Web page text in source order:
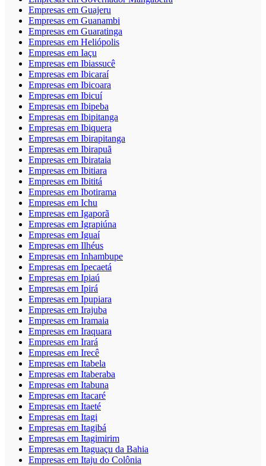
Empresas em Guajeru
Empresas em Guanambi
Empresas em Guaratinga
Empresas em Heliópolis
Empresas em Iaçu
Empresas em Ibiassucê
Empresas em Ibicaraí
Empresas em Ibicoara
Empresas em Ibicuí
Empresas em Ibipeba
Empresas em Ibipitanga
Empresas em Ibiquera
Empresas em Ibirapitanga
Empresas em Ibirapuã
Empresas em Ibirataia
Empresas em Ibitiara
Empresas em Ibititá
Empresas em Ibotirama
Empresas em Ichu
Empresas em Igaporã
Empresas em Igrapiúna
Empresas em Iguaí
Empresas em Ilhéus
Empresas em Inhambupe
Empresas em Ipecaetá
Empresas em Ipiaú
Empresas em Ipirá
Empresas em Ipupiara
Empresas em Irajuba
Empresas em Iramaia
Empresas em Iraquara
Empresas em Irará
Empresas em Irecê
Empresas em Itabela
Empresas em Itaberaba
Empresas em Itabuna
Empresas em Itacaré
Empresas em Itaeté
Empresas em Itagi
Empresas em Itagibá
Empresas em Itagimirim
Empresas em Itaguaçu da Bahia
Empresas em Itaju do Colônia